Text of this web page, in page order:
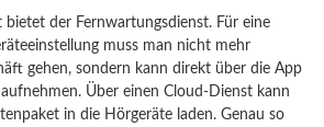
der Fernwartungsdienst. Für eine
muss man nicht mehr
gehen, sondern kann direkt über die App
Über einen Cloud-Dienst kann
in die Hörgeräte laden. Genau so